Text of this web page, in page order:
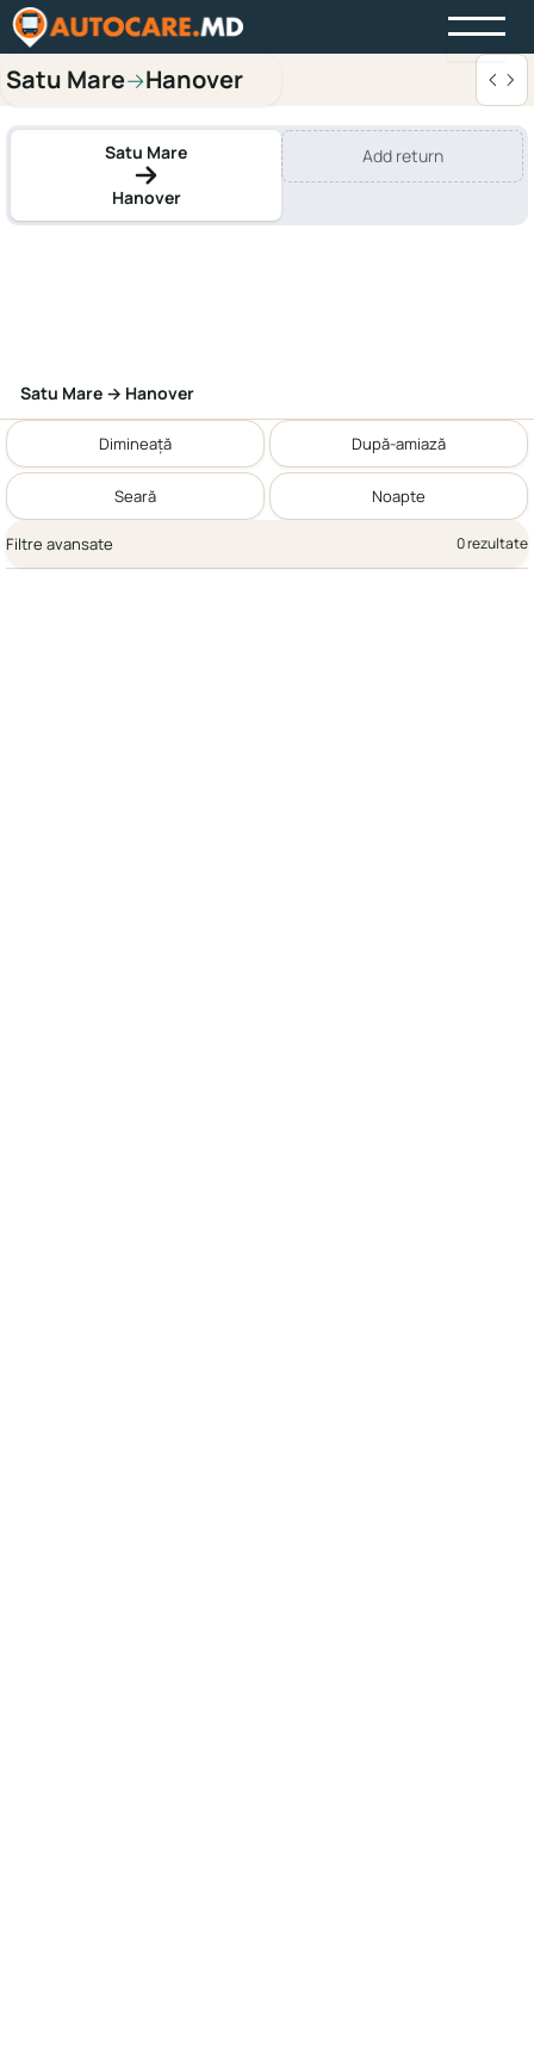
Satu Mare→Hanover
Satu Mare
Hanover
Add return
Satu Mare → Hanover
Dimineață După-amiază
Seară Noapte
Filtre avansate 0 rezultate